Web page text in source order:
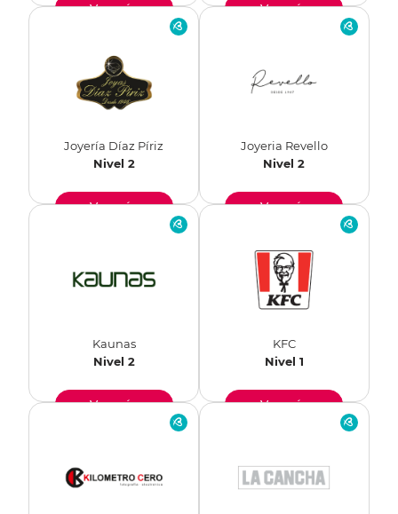
Ver más Ver más
Joyería Díaz Píriz
Nivel 2
Ver más
Joyeria Revello
Nivel 2
Ver más
Kaunas
Nivel 2
Ver más
KFC
Nivel 1
Ver más